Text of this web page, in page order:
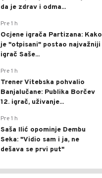
da je zdrav i odma...
Pre 1 h
Ocjene igrača Partizana: Kako
je "otpisani" postao najvažniji
igrač Saše...
Pre 1 h
Trener Vitebska pohvalio
Banjalučane: Publika Borčev
12. igrač, uživanje...
Pre 1 h
Saša Ilić opominje Dembu
Seka: "Vidio sam i ja, ne
dešava se prvi put"